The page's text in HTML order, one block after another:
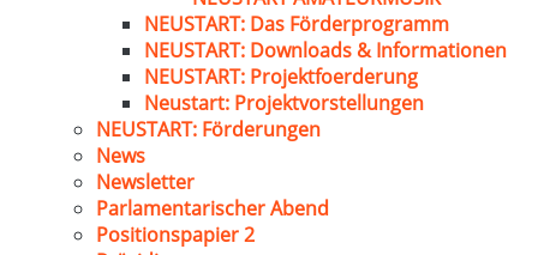
NEUSTART: Das Förderprogramm
NEUSTART: Downloads & Informationen
NEUSTART: Projektfoerderung
Neustart: Projektvorstellungen
NEUSTART: Förderungen
News
Newsletter
Parlamentarischer Abend
Positionspapier 2